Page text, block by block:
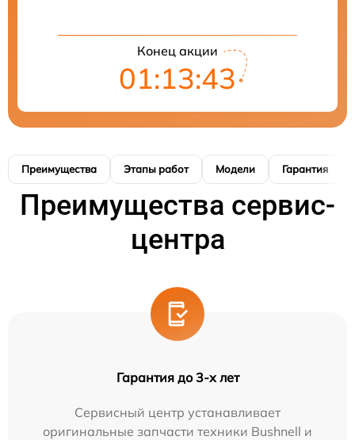
Конец акции
01:13:42
Преимущества Этапы работ Модели Гарантия
Преимущества сервис-
центра
Гарантия до 3-х лет
Сервисный центр устанавливает
оригинальные запчасти техники Bushnell и